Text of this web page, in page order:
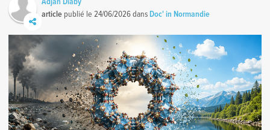
article publié le24/06/2026dans Doc' in Normandie